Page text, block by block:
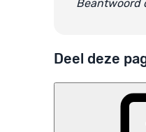
Beantwoord
Deel deze